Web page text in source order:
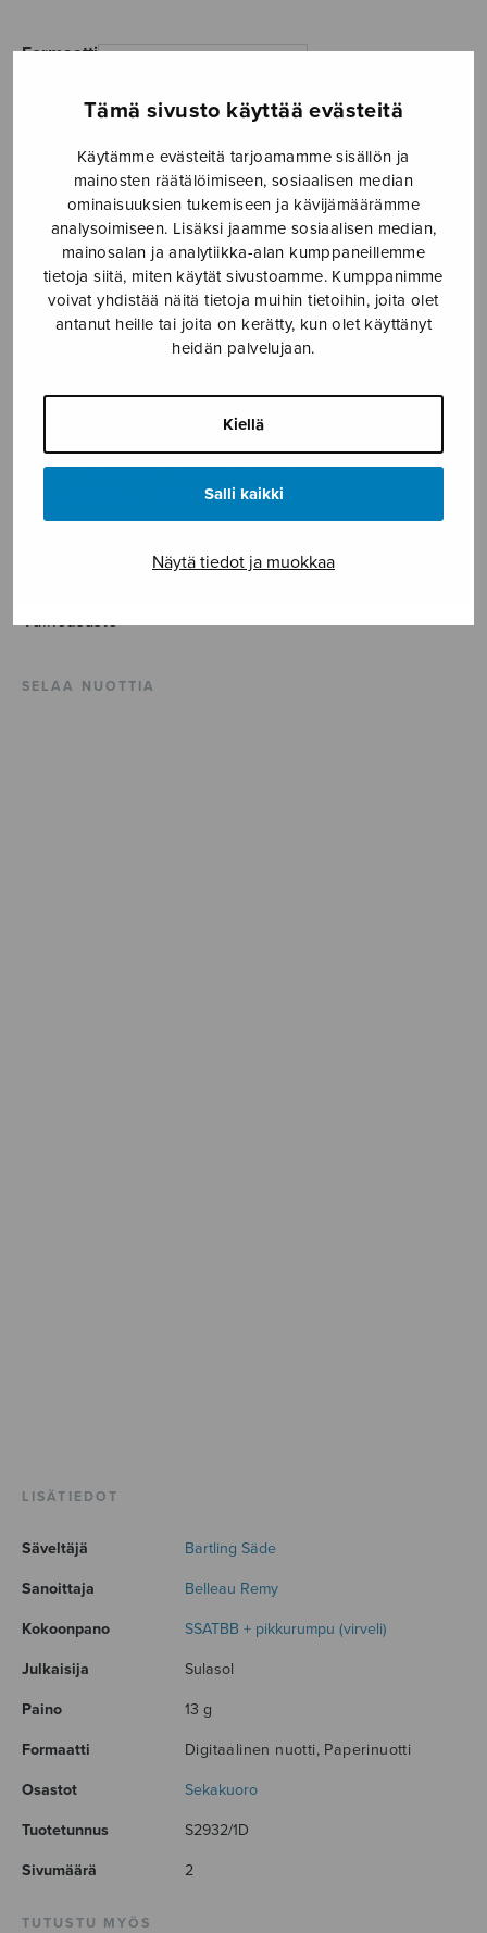
Tämä sivusto käyttää evästeitä
Käytämme evästeitä tarjoamamme sisällön ja
mainosten räätälöimiseen, sosiaalisen median
ominaisuuksien tukemiseen ja kävijämäärämme
analysoimiseen. Lisäksi jaamme sosiaalisen median,
mainosalan ja analytiikka-alan kumppaneillemme
tietoja siitä, miten käytät sivustoamme. Kumppanimme
voivat yhdistää näitä tietoja muihin tietoihin, joita olet
antanut heille tai joita on kerätty, kun olet käyttänyt
heidän palvelujaan.
Kiellä
Salli kaikki
Näytä tiedot ja muokkaa
Formaatti
Vanitas,
drum
määrä
LISÄÄ
OSTOSKORIIN
Tuotetunnus (SKU): S2932/1D
KUVAUS
Sävellysvuosi 2008. Kesto 5’30”
Charles Barbierin ja Sibelius-Akatemian
Vokaaliyhtyeen tilauksesta.
Muse Chrétienne (Paris, 1582).
Vaikeusaste ***
SELAA NUOTTIA
LISÄTIEDOT
Säveltäjä Bartling Säde
Sanoittaja Belleau Remy
Kokoonpano SSATBB + pikkurumpu (virveli)
Julkaisija Sulasol
Paino 13 g
Formaatti Digitaalinen nuotti, Paperinuotti
Osastot Sekakuoro
Tuotetunnus S2932/1D
Sivumäärä 2
TUTUSTU MYÖS